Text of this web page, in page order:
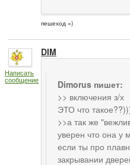
пешеход =)
Написать
сообщение
DIM
Dimorus пишет:
>> включения з/х
ЭТО что
>>а так же
уверен что она у
если ты про
закрывании